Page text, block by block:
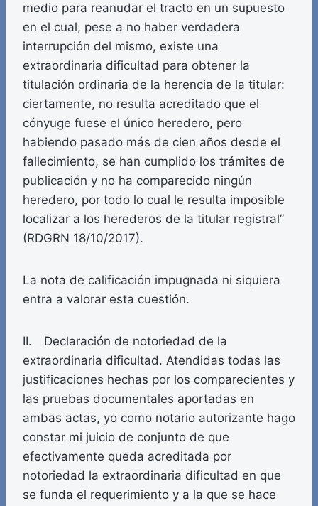
medio para reanudar el tracto en un supuesto
en el cual, pese a no haber verdadera
interrupción del mismo, existe una
extraordinaria dificultad para obtener la
titulación ordinaria de la herencia de la titular:
ciertamente, no resulta acreditado que el
cónyuge fuese el único heredero, pero
habiendo pasado más de cien años desde el
fallecimiento, se han cumplido los trámites de
publicación y no ha comparecido ningún
heredero, por todo lo cual le resulta imposible
localizar a los herederos de la titular registral”
(RDGRN 18/10/2017).
La nota de calificación impugnada ni siquiera
entra a valorar esta cuestión.
II. Declaración de notoriedad de la
extraordinaria dificultad. Atendidas todas las
justificaciones hechas por los comparecientes y
las pruebas documentales aportadas en
ambas actas, yo como notario autorizante hago
constar mi juicio de conjunto de que
efectivamente queda acreditada por
notoriedad la extraordinaria dificultad en que
se funda el requerimiento y a la que se hace